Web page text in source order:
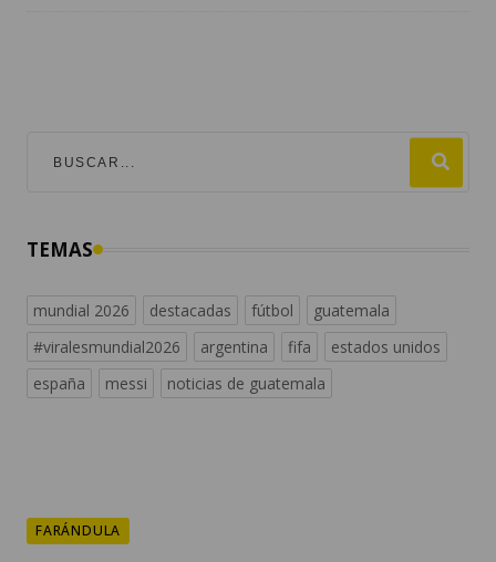
TEMAS
mundial 2026 destacadas fútbol
guatemala
#viralesmundial2026
argentina fifa
estados unidos
españa
messi noticias de guatemala
FARÁNDULA